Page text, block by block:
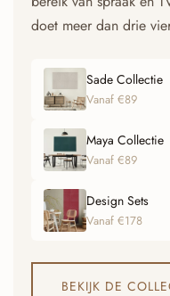
doet meer dan drie
Sade Collectie
Vanaf €89
Maya Collectie
Vanaf €89
Design Sets
Vanaf €178
BEKIJK DE